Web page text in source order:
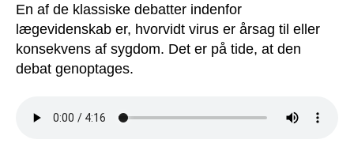
En af de klassiske debatter indenfor
lægevidenskab er, hvorvidt virus er årsag til eller
konsekvens af sygdom. Det er på tide, at den
debat genoptages.